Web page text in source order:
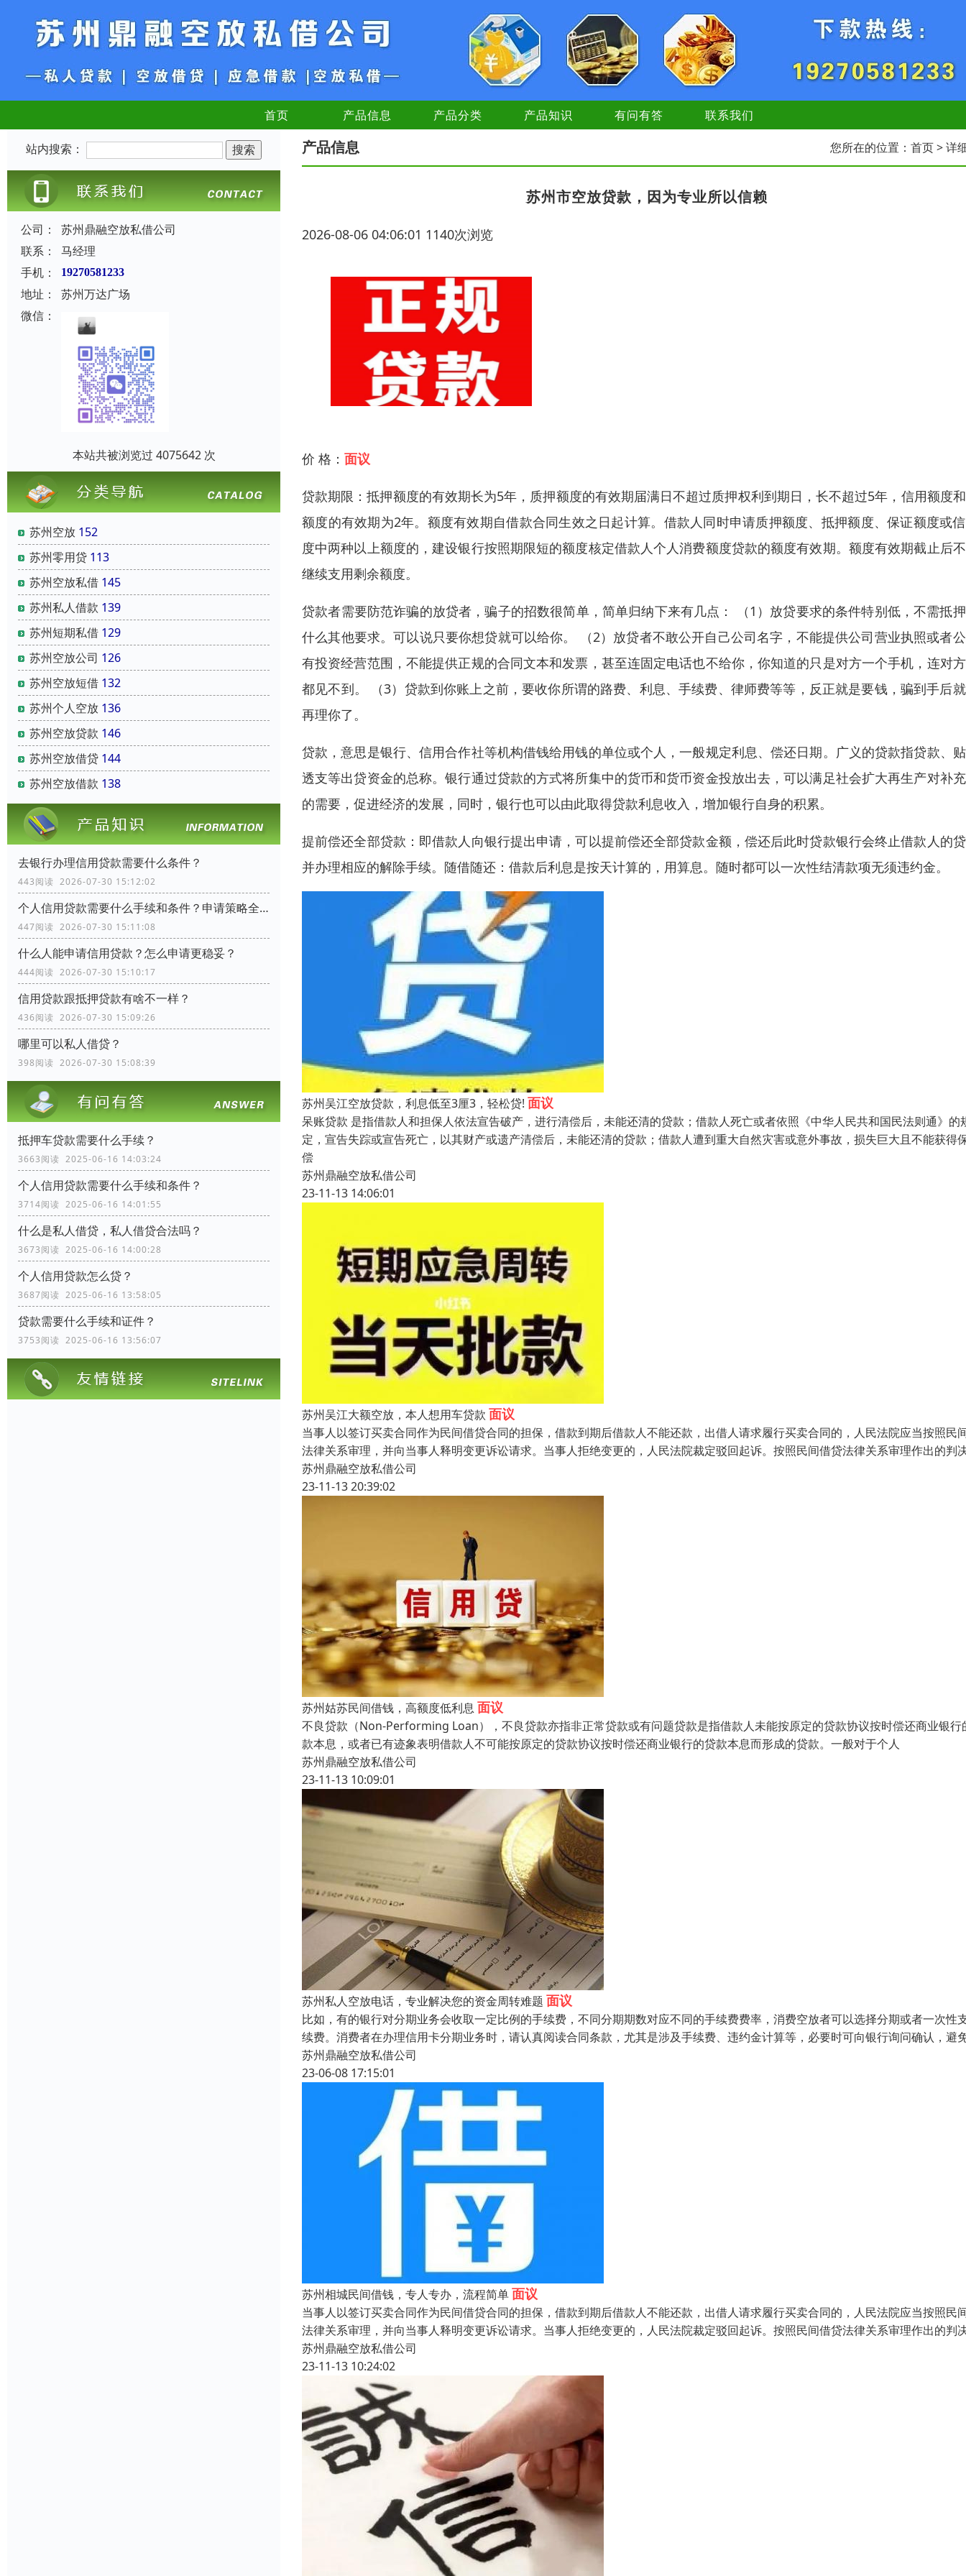
首页 产品信息 产品分类 产品知识 有问有答 联系我们
站内搜索：
公司：
苏州鼎融空放私借公司
联系：
马经理
手机：
19270581233
地址：
苏州万达广场
微信：
本站共被浏览过 4075642 次
苏州空放 152
苏州零用贷 113
苏州空放私借 145
苏州私人借款 139
苏州短期私借 129
苏州空放公司 126
苏州空放短借 132
苏州个人空放 136
苏州空放贷款 146
苏州空放借贷 144
苏州空放借款 138
去银行办理信用贷款需要什么条件？
443阅读 2026-07-30 15:12:02
个人信用贷款需要什么手续和条件？申请策略全流程指南
447阅读 2026-07-30 15:11:08
什么人能申请信用贷款？怎么申请更稳妥？
444阅读 2026-07-30 15:10:17
信用贷款跟抵押贷款有啥不一样？
436阅读 2026-07-30 15:09:26
哪里可以私人借贷？
398阅读 2026-07-30 15:08:39
抵押车贷款需要什么手续？
3663阅读 2025-06-16 14:03:24
个人信用贷款需要什么手续和条件？
3714阅读 2025-06-16 14:01:55
什么是私人借贷，私人借贷合法吗？
3673阅读 2025-06-16 14:00:28
个人信用贷款怎么贷？
3687阅读 2025-06-16 13:58:05
贷款需要什么手续和证件？
3753阅读 2025-06-16 13:56:07
产品信息 您所在的位置： 首页> 详
苏州市空放贷款，因为专业所以信赖
2026-08-06 04:06:01 1140次浏览
价 格： 面议
贷款期限：抵押额度的有效期长为5年，质押额度的有效期届满日不超过质押权利到期日，长不超过5年，信用额度
额度的有效期为2年。额度有效期自借款合同生效之日起计算。借款人同时申请质押额度、抵押额度、保证额度或
度中两种以上额度的，建设银行按照期限短的额度核定借款人个人消费额度贷款的额度有效期。额度有效期截止后
继续支用剩余额度。
贷款者需要防范诈骗的放贷者，骗子的招数很简单，简单归纳下来有几点： （1）放贷要求的条件特别低，不需抵
什么其他要求。可以说只要你想贷就可以给你。 （2）放贷者不敢公开自己公司名字，不能提供公司营业执照或者
有投资经营范围，不能提供正规的合同文本和发票，甚至连固定电话也不给你，你知道的只是对方一个手机，连对
都见不到。 （3）贷款到你账上之前，要收你所谓的路费、利息、手续费、律师费等等，反正就是要钱，骗到手后
再理你了。
贷款，意思是银行、信用合作社等机构借钱给用钱的单位或个人，一般规定利息、偿还日期。广义的贷款指贷款、
透支等出贷资金的总称。银行通过贷款的方式将所集中的货币和货币资金投放出去，可以满足社会扩大再生产对补
的需要，促进经济的发展，同时，银行也可以由此取得贷款利息收入，增加银行自身的积累。
提前偿还全部贷款：即借款人向银行提出申请，可以提前偿还全部贷款金额，偿还后此时贷款银行会终止借款人的
并办理相应的解除手续。随借随还：借款后利息是按天计算的，用算息。随时都可以一次性结清款项无须违约金。
苏州吴江空放贷款，利息低至3厘3，轻松贷! 面议
呆账贷款 是指借款人和担保人依法宣告破产，进行清偿后，未能还清的贷款；借款人死亡或者依照《中华人民共和国民法则通》的
定，宣告失踪或宣告死亡，以其财产或遗产清偿后，未能还清的贷款；借款人遭到重大自然灾害或意外事故，损失巨大且不能获得
偿
苏州鼎融空放私借公司
23-11-13 14:06:01
苏州吴江大额空放，本人想用车贷款 面议
当事人以签订买卖合同作为民间借贷合同的担保，借款到期后借款人不能还款，出借人请求履行买卖合同的，人民法院应当按照民
法律关系审理，并向当事人释明变更诉讼请求。当事人拒绝变更的，人民法院裁定驳回起诉。按照民间借贷法律关系审理作出的判
苏州鼎融空放私借公司
23-11-13 20:39:02
苏州姑苏民间借钱，高额度低利息 面议
不良贷款（Non-Performing Loan），不良贷款亦指非正常贷款或有问题贷款是指借款人未能按原定的贷款协议按时偿还商业银行
款本息，或者已有迹象表明借款人不可能按原定的贷款协议按时偿还商业银行的贷款本息而形成的贷款。一般对于个人
苏州鼎融空放私借公司
23-11-13 10:09:01
苏州私人空放电话，专业解决您的资金周转难题 面议
比如，有的银行对分期业务会收取一定比例的手续费，不同分期期数对应不同的手续费费率，消费空放者可以选择分期或者一次性
续费。消费者在办理信用卡分期业务时，请认真阅读合同条款，尤其是涉及手续费、违约金计算等，必要时可向银行询问确认，避
苏州鼎融空放私借公司
23-06-08 17:15:01
苏州相城民间借钱，专人专办，流程简单面议
当事人以签订买卖合同作为民间借贷合同的担保，借款到期后借款人不能还款，出借人请求履行买卖合同的，人民法院应当按照民
法律关系审理，并向当事人释明变更诉讼请求。当事人拒绝变更的，人民法院裁定驳回起诉。按照民间借贷法律关系审理作出的判
苏州鼎融空放私借公司
23-11-13 10:24:02